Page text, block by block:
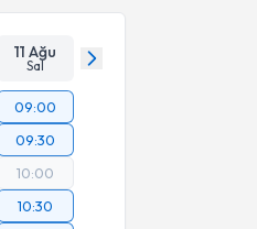
11 Ağu
Sal
09:00
09:30
10:00
10:30